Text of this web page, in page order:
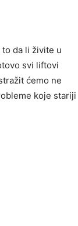
da li živite u
svi liftovi
ćemo ne
koje stariji